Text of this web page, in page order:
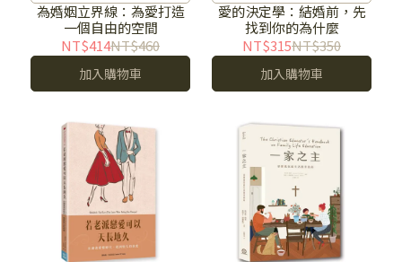
14.4×21×1.7cm／單色印
刷／初版／400g
為婚姻立界線：為愛打造
一個自由的空間
NT$414NT$460
加入購物車
14.8×21×1.3cm／單色印
刷／初版／364g
愛的決定學：結婚前，先
找到你的為什麼
NT$315NT$350
加入購物車